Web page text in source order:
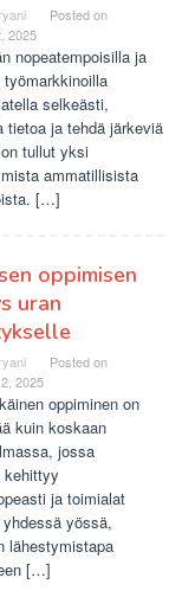
Posted on
2025
nopeatempoisilla ja
selkeästi,
tietoa ja tehdä järkeviä
tullut yksi
ammatillisista
[…]
oppimisen
uran
Posted on
2025
oppiminen on
kuin koskaan
jossa
kehittyy
ja toimialat
yössä,
lähestymistapa
[…]